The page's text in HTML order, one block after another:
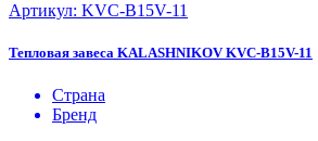
Артикул: KVС-B15V-11
Тепловая завеса KALASHNIKOV KVС-B15V-11
Страна
Бренд